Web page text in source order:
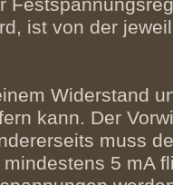
ist von der
Widerstand
kann. Der
muss
5 mA